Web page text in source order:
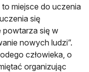
miejsce do uczenia
się
powtarza się w
nowych ludzi”.
człowieka, o
organizując